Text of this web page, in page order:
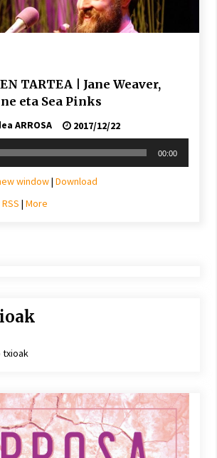
2021/11/25
Mahai-ingurua: irratia, podcastak
eta ondoren zer?
2021/11/12
Arrosa sareko IX. topaketak!
IX. topaketak
2021/10/04
TARTEA | Jane Weaver,
eta Sea Pinks
ARROSA
2017/12/22
00:00
window| Download
RSS | More
txioak